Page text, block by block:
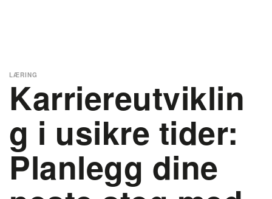
Karriereutviklin
g i usikre tider:
Planlegg dine
LÆRING